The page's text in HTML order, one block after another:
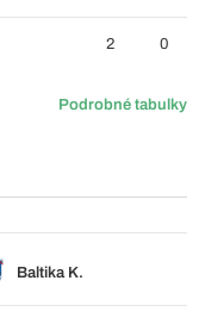
2 0
Podrobné tabulky
Baltika K.